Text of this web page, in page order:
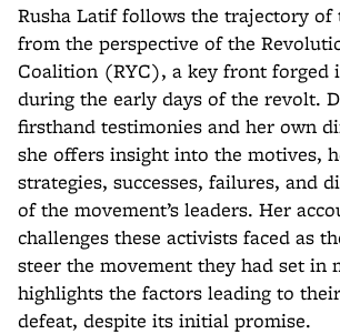
Rusha Latif follows the trajectory of
from the perspective of the
Coalition (RYC), a key front forged
during the early days of the revolt.
firsthand testimonies and her own
she offers insight into the motives,
strategies, successes, failures, and
of the movement’s leaders. Her
challenges these activists faced as
steer the movement they had set in
highlights the factors leading to their
defeat, despite its initial promise.